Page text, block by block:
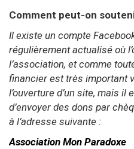
Comment peut-on
Il existe un compte
régulièrement actualisé où
l’association, et comme
financier est très important
l’ouverture d’un site, mais
d’envoyer des dons par
à l’adresse suivante :
Association Mon Paradoxe